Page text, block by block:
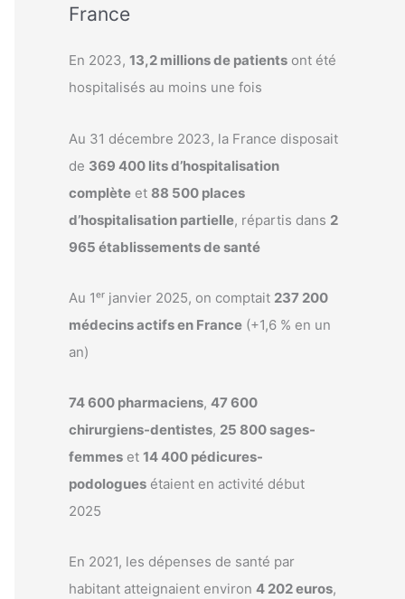
France
En 2023, 13,2 millions de patients ont été
hospitalisés au moins une fois
Au 31 décembre 2023, la France disposait
de 369 400 lits d’hospitalisation
complète et 88 500 places
d’hospitalisation partielle, répartis dans 2
965 établissements de santé
Au 1ᵉʳ janvier 2025, on comptait 237 200
médecins actifs en France (+1,6 % en un
an)
74 600 pharmaciens, 47 600
chirurgiens-dentistes, 25 800 sages-
femmes et 14 400 pédicures-
podologues étaient en activité début
2025
En 2021, les dépenses de santé par
habitant atteignaient environ 4 202 euros,